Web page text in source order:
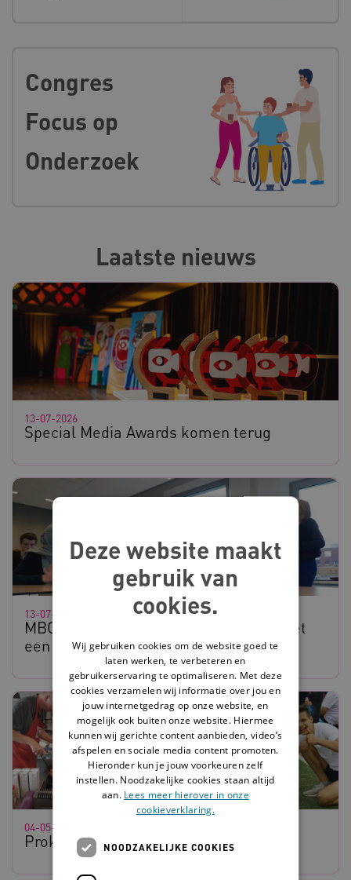
Congres
Focus op
Onderzoek
Laatste nieuws
Special Media Awards komen terug
13-07-2026
MBO op maat: leren en ontwikkelen met
een LVB
13-07-2026
Prokkelweek 2026: doe je ook mee?
04-05-2026
Deze website maakt
gebruik van
cookies.
Wij gebruiken cookies om de website goed te
laten werken, te verbeteren en
gebruikerservaring te optimaliseren. Met deze
cookies verzamelen wij informatie over jou en
jouw internetgedrag op onze website, en
mogelijk ook buiten onze website. Hiermee
kunnen wij gerichte content aanbieden, video’s
afspelen en sociale media content promoten.
Hieronder kun je jouw voorkeuren zelf
instellen. Noodzakelijke cookies staan altijd
aan. Lees meer hierover in onze
cookieverklaring.
NOODZAKELIJKE COOKIES